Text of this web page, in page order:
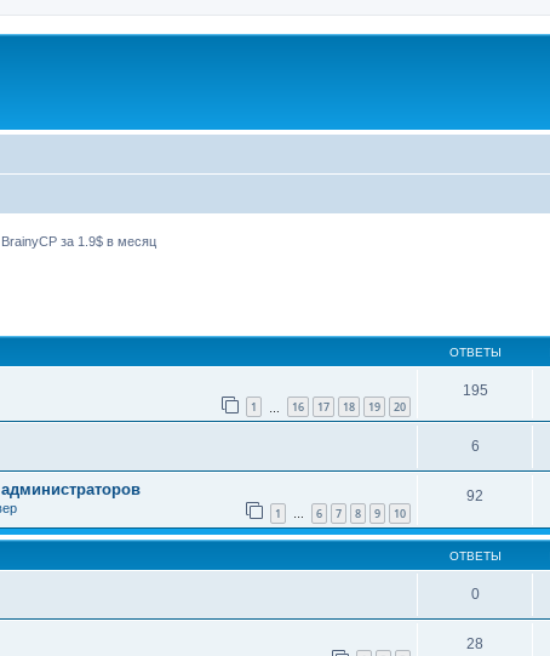
за 1.9$ в месяц
ОТВЕТЫ
1 16 17 18 19 20
195
6
1 … 6 7 8 9 10
92
ОТВЕТЫ
0
28